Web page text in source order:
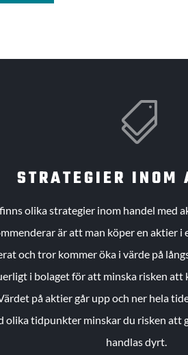

STRATEGIER INOM
olika strategier inom handel med
är att man köper en aktier i
och tror kommer öka i värde på
i bolaget för att minska risken att
på aktier går upp och ner hela
olika tidpunkter minskar du risken att
handlas dyrt.